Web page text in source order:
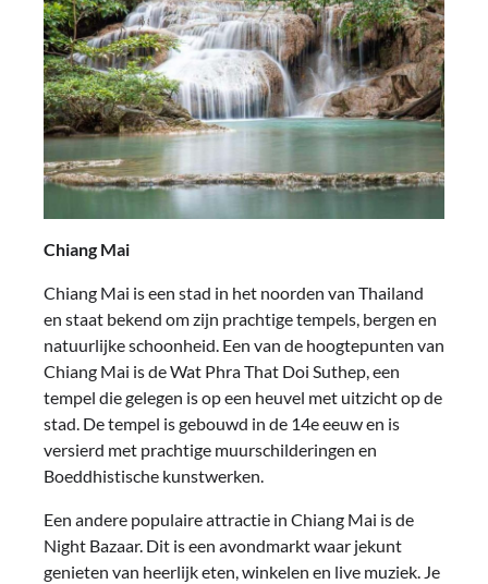
Chiang Mai
Chiang Mai is een stad in het noorden van Thailand
en staat bekend om zijn prachtige tempels, bergen en
natuurlijke schoonheid. Een van de hoogtepunten van
Chiang Mai is de Wat Phra That Doi Suthep, een
tempel die gelegen is op een heuvel met uitzicht op de
stad. De tempel is gebouwd in de 14e eeuw en is
versierd met prachtige muurschilderingen en
Boeddhistische kunstwerken.
Een andere populaire attractie in Chiang Mai is de
Night Bazaar. Dit is een avondmarkt waar jekunt
genieten van heerlijk eten, winkelen en live muziek. Je